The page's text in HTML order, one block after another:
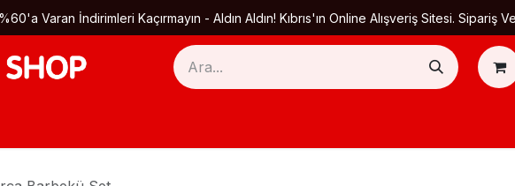
%60'a Varan İndirimleri Kaçırmayın - Aldın Aldın! Kıbrıs'ın Online Alışveriş Sitesi. Sipariş